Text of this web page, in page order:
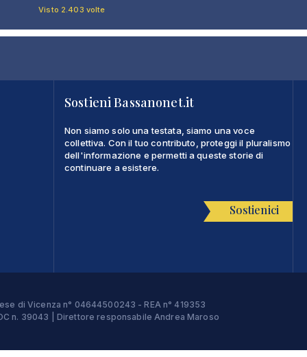
Visto 2.403 volte
Sostieni Bassanonet.it
Non siamo solo una testata, siamo una voce
collettiva. Con il tuo contributo, proteggi il pluralismo
dell'informazione e permetti a queste storie di
continuare a esistere.
Sostienici
di Vicenza n° 04644500243 - REA n° 419353
n. 39043 | Direttore responsabile Andrea Maroso